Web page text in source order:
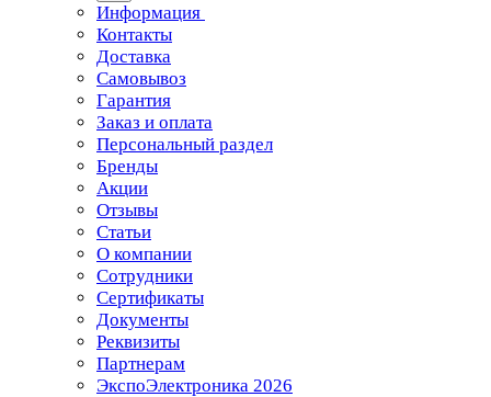
Информация
Контакты
Доставка
Самовывоз
Гарантия
Заказ и оплата
Персональный раздел
Бренды
Акции
Отзывы
Статьи
О компании
Сотрудники
Сертификаты
Документы
Реквизиты
Партнерам
ЭкспоЭлектроника 2026